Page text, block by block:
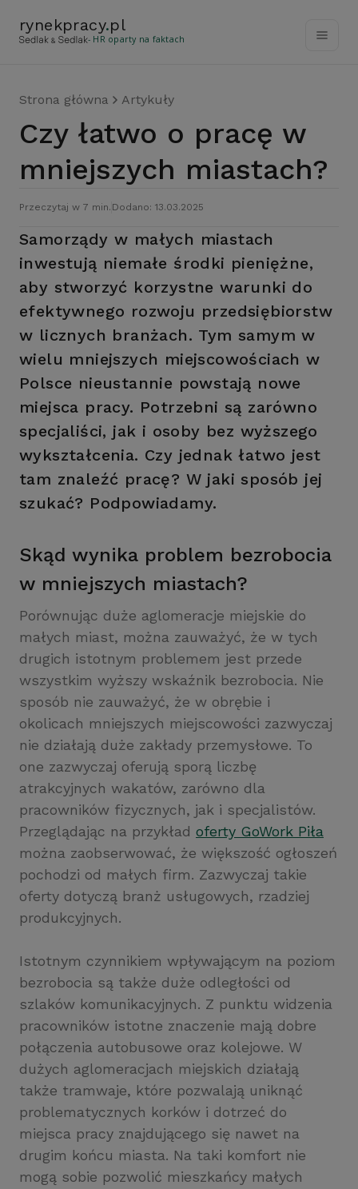
rynekpracy.pl
- HR oparty na faktach
Strona główna Artykuły
Czy łatwo o pracę w
mniejszych miastach?
Przeczytaj w 7 min. Dodano: 13.03.2025
Samorządy w małych miastach
inwestują niemałe środki pieniężne,
aby stworzyć korzystne warunki do
efektywnego rozwoju przedsiębiorstw
w licznych branżach. Tym samym w
wielu mniejszych miejscowościach w
Polsce nieustannie powstają nowe
miejsca pracy. Potrzebni są zarówno
specjaliści, jak i osoby bez wyższego
wykształcenia. Czy jednak łatwo jest
tam znaleźć pracę? W jaki sposób jej
szukać? Podpowiadamy.
Skąd wynika problem bezrobocia
w mniejszych miastach?
Porównując duże aglomeracje miejskie do
małych miast, można zauważyć, że w tych
drugich istotnym problemem jest przede
wszystkim wyższy wskaźnik bezrobocia. Nie
sposób nie zauważyć, że w obrębie i
okolicach mniejszych miejscowości zazwyczaj
nie działają duże zakłady przemysłowe. To
one zazwyczaj oferują sporą liczbę
atrakcyjnych wakatów, zarówno dla
pracowników fizycznych, jak i specjalistów.
Przeglądając na przykład oferty GoWork Piła
można zaobserwować, że większość ogłoszeń
pochodzi od małych firm. Zazwyczaj takie
oferty dotyczą branż usługowych, rzadziej
produkcyjnych.
Istotnym czynnikiem wpływającym na poziom
bezrobocia są także duże odległości od
szlaków komunikacyjnych. Z punktu widzenia
pracowników istotne znaczenie mają dobre
połączenia autobusowe oraz kolejowe. W
dużych aglomeracjach miejskich działają
także tramwaje, które pozwalają uniknąć
problematycznych korków i dotrzeć do
miejsca pracy znajdującego się nawet na
drugim końcu miasta. Na taki komfort nie
mogą sobie pozwolić mieszkańcy małych